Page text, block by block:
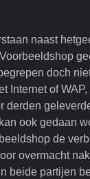
naast
doch
Internet of
derden
ook gedaan
de
overmacht
beide partijen